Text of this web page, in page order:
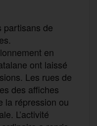
partisans de
en
ont laissé
Les rues de
des affiches
la répression ou
L’activité